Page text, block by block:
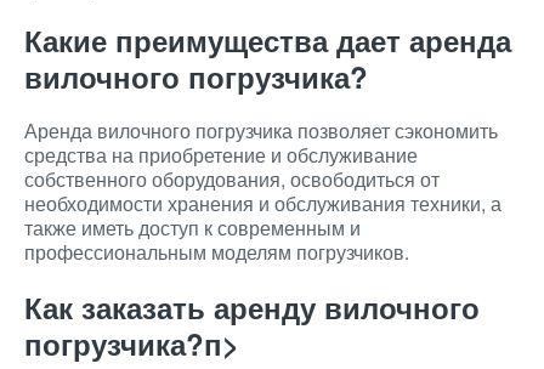
Какие преимущества дает аренда
вилочного погрузчика?
Аренда вилочного погрузчика позволяет сэкономить
средства на приобретение и обслуживание
собственного оборудования, освободиться от
необходимости хранения и обслуживания техники, а
также иметь доступ к современным и
профессиональным моделям погрузчиков.
Как заказать аренду вилочного
погрузчика?п>